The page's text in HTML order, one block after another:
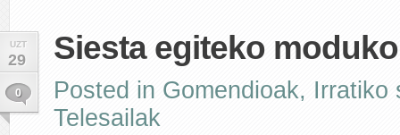
UZT
29
0
Siesta egiteko
Posted in Gomendioak, Irratiko
Telesailak